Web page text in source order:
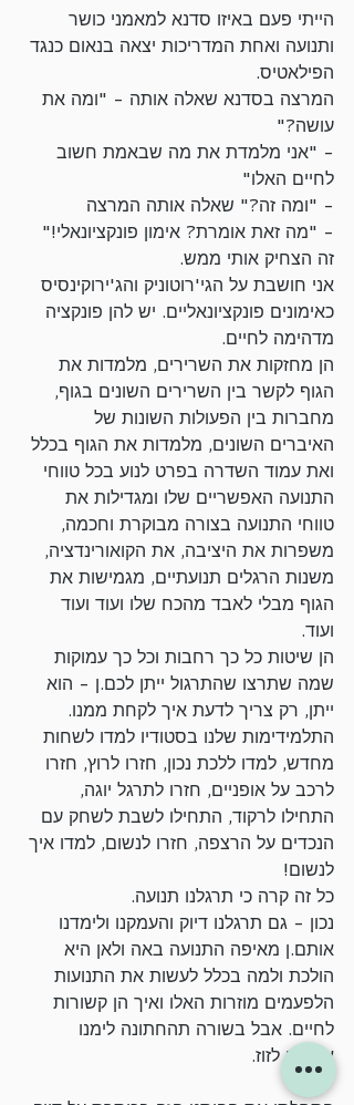
הייתי פעם באיזו סדנא למאמני כושר
ותנועה ואחת המדריכות יצאה בנאום כנגד
הפילאטיס.
המרצה בסדנא שאלה אותה - "ומה את
עושה?"
- "אני מלמדת את מה שבאמת חשוב
לחיים האלו"
- "ומה זה?" שאלה אותה המרצה
- "מה זאת אומרת? אימון פונקציונאלי!"
זה הצחיק אותי ממש.
אני חושבת על הגי'רוטוניק והג'ירוקינסיס
כאימונים פונקציונאליים. יש להן פונקציה
מדהימה לחיים.
הן מחזקות את השרירים, מלמדות את
הגוף לקשר בין השרירים השונים בגוף,
מחברות בין הפעולות השונות של
האיברים השונים, מלמדות את הגוף בכלל
ואת עמוד השדרה בפרט לנוע בכל טווחי
התנועה האפשריים שלו ומגדילות את
טווחי התנועה בצורה מבוקרת וחכמה,
משפרות את היציבה, את הקואורינדציה,
משנות הרגלים תנועתיים, מגמישות את
הגוף מבלי לאבד מהכח שלו ועוד ועוד
ועוד.
הן שיטות כל כך רחבות וכל כך עמוקות
שמה שתרצו שהתרגול ייתן לכם.ן - הוא
ייתן, רק צריך לדעת איך לקחת ממנו.
התלמידימות שלנו בסטודיו למדו לשחות
מחדש, למדו ללכת נכון, חזרו לרוץ, חזרו
לרכב על אופניים, חזרו לתרגל יוגה,
התחילו לרקוד, התחילו לשבת לשחק עם
הנכדים על הרצפה, חזרו לנשום, למדו איך
לנשום!
כל זה קרה כי תרגלנו תנועה.
נכון - גם תרגלנו דיוק והעמקנו ולימדנו
אותם.ן מאיפה התנועה באה ולאן היא
הולכת ולמה בכלל לעשות את התנועות
הלפעמים מוזרות האלו ואיך הן קשורות
לחיים. אבל בשורה תהחתונה לימנו
אותם.ן לזוז.